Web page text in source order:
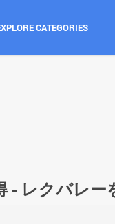
CATEGORIES
- レクバレ